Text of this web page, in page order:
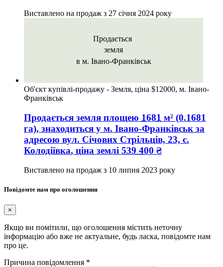
Виставлено на продаж з 27 січня 2024 року
Продається
земля
в м. Івано-Франківськ
Об'єкт купівлі-продажу - Земля, ціна $12000, м. Івано-
Франківськ
Продається земля площею 1681 м² (0.1681
га), знаходиться у м. Івано-Франківськ за
адресою вул. Січових Стрільців, 23, с.
Колодіївка, ціна землі 539 400 ₴
Виставлено на продаж з 10 липня 2023 року
Повідомте нам про оголошення
×
Якщо ви помітили, що оголошення містить неточну
інформацію або вже не актуальне, будь ласка, повідомте нам
про це.
Причина повідомлення *